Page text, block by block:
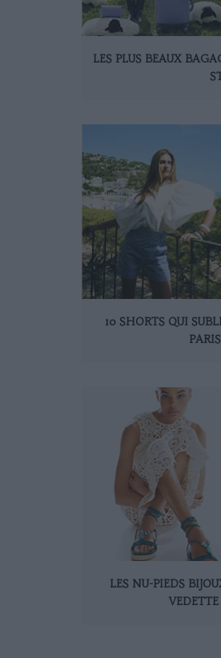
LES PLUS BEAUX
10 SHORTS QUI
LES NU-PIEDS
VEDETTE